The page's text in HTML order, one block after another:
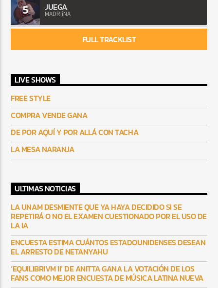
5 JUEGA
MADRiiNA
FULL TRACKLIST
LIVE SHOWS
FREE STYLE
COMPRA VENDE GANA
DE POR AQUÍ Y POR ALLÁ CON TACHA
LA MESA NARANJA
ULTIMAS NOTICIAS
LA UNAM DESMIENTE QUE YA HAYA DECIDIDO SI SE
REPETIRÁ O NO EL EXAMEN CUESTIONADO POR EL USO DE
LA IA
ENCUESTA ESTIMA CUÁNTOS ESTADOUNIDENSES DESEAN
EL ARRESTO DE NETANYAHU
‘EQUILIBRIVM II’ DE ANITTA GANA LA VOTACIÓN DE LOS
FANS COMO MEJOR ENCUESTA DE MÚSICA LATINA NUEVA